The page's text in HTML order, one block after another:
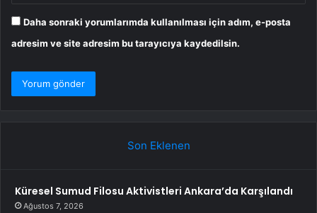
Daha sonraki yorumlarımda kullanılması için adım, e-posta
adresim ve site adresim bu tarayıcıya kaydedilsin.
Son Eklenen
Küresel Sumud Filosu Aktivistleri Ankara’da Karşılandı
Ağustos 7, 2026